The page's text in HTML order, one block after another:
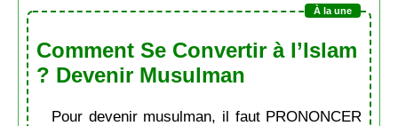
Comment Se Convertir à l’Islam
? Devenir Musulman
Pour devenir musulman, il faut PRONONCER